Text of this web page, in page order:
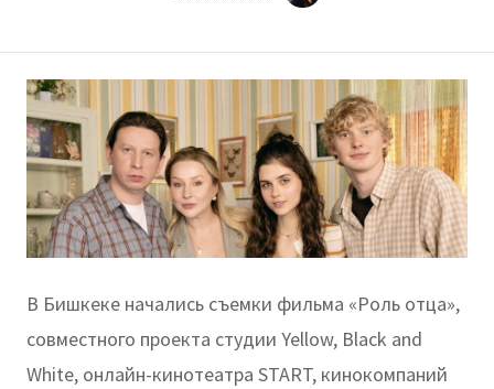
В Бишкеке начались съемки фильма «Роль отца»,
совместного проекта студии Yellow, Black and
White, онлайн-кинотеатра START, кинокомпаний